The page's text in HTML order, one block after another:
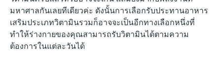
มหาศาลกันเลยทีเดียวค่ะ ดังนั้นการเลือกรับประทานอาหาร
เสริมประเภทวิตามินรวมก็อาจจะเป็นอีกทางเลือกหนึ่งที่
ทำให้ร่างกายของคุณสามารถรับวิตามินได้ตามความ
ต้องการในแต่ละวันได้